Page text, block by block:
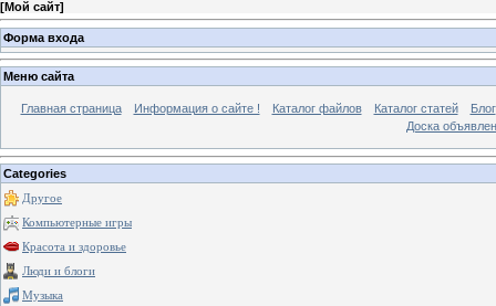
[Мой сайт]
Форма входа
Меню сайта
Главная страница Информация о сайте ! Каталог файлов Каталог статей
Блог
Доска
Categories
Другое
Компьютерные игры
Красота и здоровье
Люди и блоги
Музыка